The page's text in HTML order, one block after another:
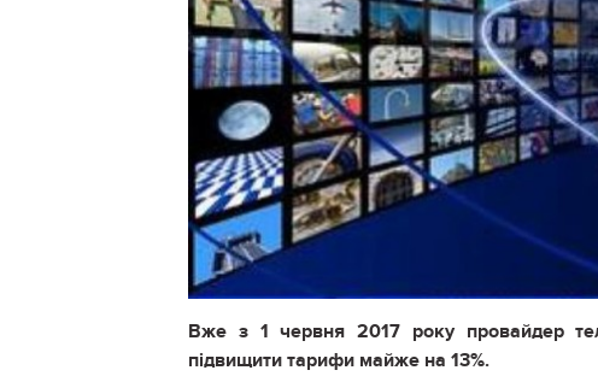
Вже з 1 червня 2017 року провайдер
підвищити тарифи майже на 13%.